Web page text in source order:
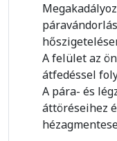
A felület az
átfedéssel
A pára- és
áttöréseihez